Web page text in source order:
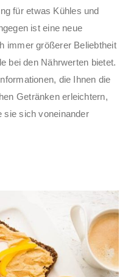
für etwas Kühles und
ist eine neue
immer größerer Beliebtheit
bei den Nährwerten bietet.
die Ihnen die
Getränken erleichtern,
sie sich voneinander